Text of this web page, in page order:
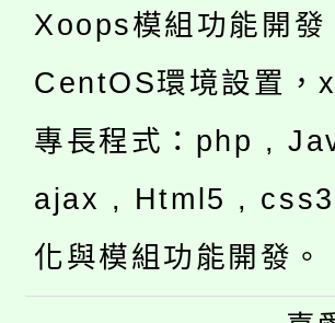
Xoops模組功能開發
CentOS環境設置，
專長程式：php ,
ajax , Html5 ,
化與模組功能開發。